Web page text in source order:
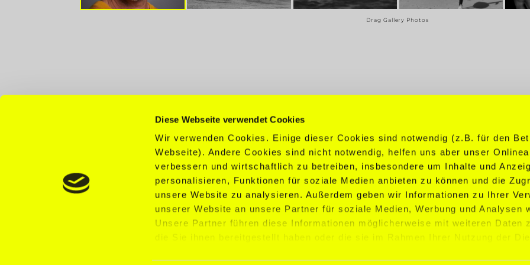
Diese Webseite verwendet Cookies
Wir verwenden Cookies. Einige dieser Cookies sind notwendig (z.B. für den
Webseite). Andere Cookies sind nicht notwendig, helfen uns aber unser
verbessern und wirtschaftlich zu betreiben, insbesondere um Inhalte und
personalisieren, Funktionen für soziale Medien anbieten zu können und die
unsere Website zu analysieren. Außerdem geben wir Informationen zu Ihrer
unserer Website an unsere Partner für soziale Medien, Werbung und Analysen
Unsere Partner führen diese Informationen möglicherweise mit weiteren Daten
die Sie ihnen bereitgestellt haben oder die sie im Rahmen Ihrer Nutzung der
Drag Gallery Photos
MEN
COMPETITIVE
COMMERCIAL
TALENTS
WOMEN
COMPETITIVE
COMMERCIAL
TALENTS
+49 30 2100